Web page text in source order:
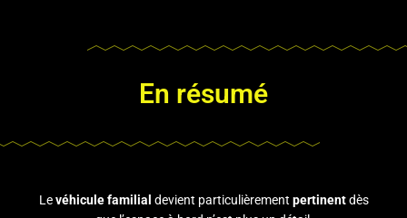
En résumé
Levéhicule familial devient particulièrement pertinentdès